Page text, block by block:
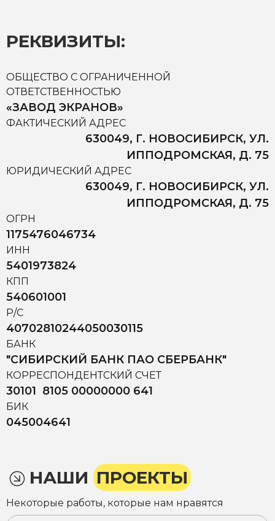
РЕКВИЗИТЫ:
ОБЩЕСТВО С ОГРАНИЧЕННОЙ
ОТВЕТСТВЕННОСТЬЮ
«ЗАВОД ЭКРАНОВ»
ФАКТИЧЕСКИЙ АДРЕС
630049, Г. НОВОСИБИРСК, УЛ.
ИППОДРОМСКАЯ, Д. 75
ЮРИДИЧЕСКИЙ АДРЕС
630049, Г. НОВОСИБИРСК, УЛ.
ИППОДРОМСКАЯ, Д. 75
ОГРН
1175476046734
ИНН
5401973824
КПП
540601001
Р/С
40702810244050030115
БАНК
"СИБИРСКИЙ БАНК ПАО СБЕРБАНК"
КОРРЕСПОНДЕНТСКИЙ СЧЕТ
30101 8105 00000000 641
БИК
045004641
НАШИ ПРОЕКТЫ
Некоторые работы, которые нам нравятся